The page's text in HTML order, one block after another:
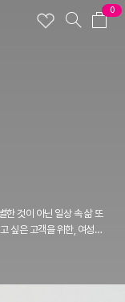
0
한 것이 아닌 일상 속 삶 또
싶은 고객을 위한, 여성의